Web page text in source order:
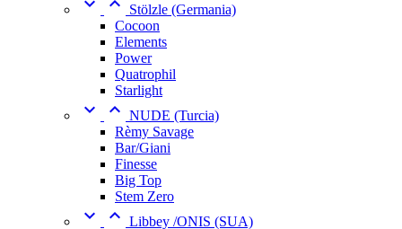
Stölzle (Germania)
Cocoon
Elements
Power
Quatrophil
Starlight
  NUDE (Turcia)
Rèmy Savage
Bar/Giani
Finesse
Big Top
Stem Zero
  Libbey /ONIS (SUA)